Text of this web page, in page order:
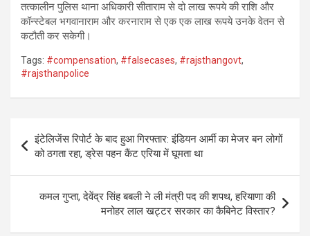
तत्कालीन पुलिस थाना अधिकारी सीताराम से दो लाख रूपये की राशि और
कॉन्स्टेबल भगवानाराम और करनाराम से एक एक लाख रूपये उनके वेतन से
कटौती कर सकेगी।
Tags: #compensation, #falsecases, #rajsthangovt,
#rajsthanpolice
Post
navigation
इंटेलिजेंस रिपोर्ट के बाद हुआ गिरफ्तार: इंडियन आर्मी का मेजर बन लोगों
को ठगता रहा, ड्रेस पहन कैंट एरिया में घूमता था
कमल गुप्ता, देवेंद्र सिंह बबली ने ली मंत्री पद की शपथ, हरियाणा की
मनोहर लाल खट्टर सरकार का कैबिनेट विस्तार?